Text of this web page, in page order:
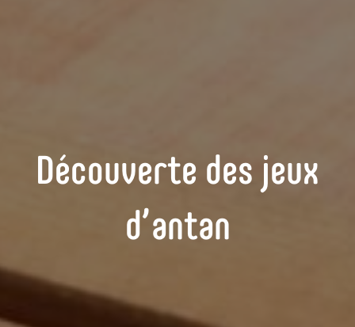
Découverte des jeux
d’antan